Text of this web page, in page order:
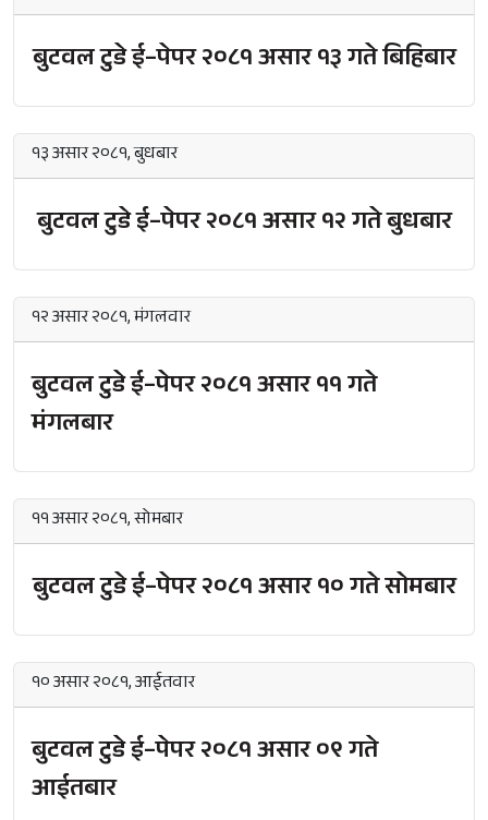
बुटवल टुडे ई–पेपर २०८१ असार १३ गते बिहिबार
१३ असार २०८१, बुधबार
बुटवल टुडे ई–पेपर २०८१ असार १२ गते बुधबार
१२ असार २०८१, मंगलवार
बुटवल टुडे ई–पेपर २०८१ असार ११ गते
मंगलबार
११ असार २०८१, सोमबार
बुटवल टुडे ई–पेपर २०८१ असार १० गते सोमबार
१० असार २०८१, आईतवार
बुटवल टुडे ई–पेपर २०८१ असार ०९ गते
आईतबार